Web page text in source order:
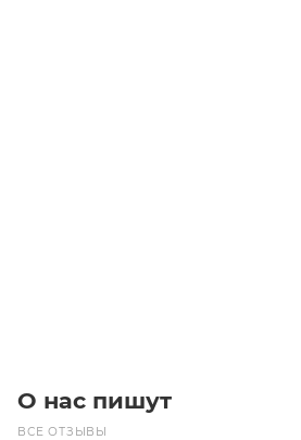
О нас пишут
ВСЕ ОТЗЫВЫ